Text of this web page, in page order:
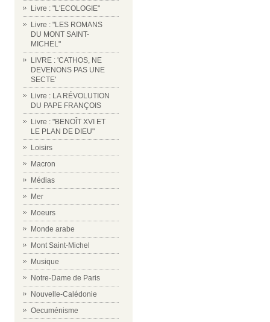
Livre : "L'ECOLOGIE"
Livre : "LES ROMANS
DU MONT SAINT-
MICHEL"
LIVRE : 'CATHOS, NE
DEVENONS PAS UNE
SECTE'
Livre : LA RÉVOLUTION
DU PAPE FRANÇOIS
Livre : "BENOÎT XVI ET
LE PLAN DE DIEU"
Loisirs
Macron
Médias
Mer
Moeurs
Monde arabe
Mont Saint-Michel
Musique
Notre-Dame de Paris
Nouvelle-Calédonie
Oecuménisme